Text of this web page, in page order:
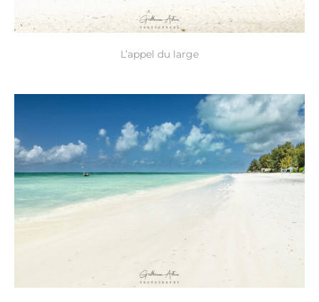
L’appel du large